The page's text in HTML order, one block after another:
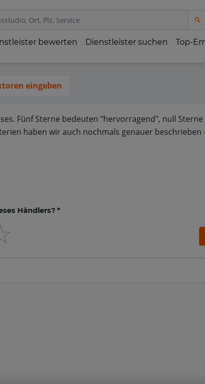
bewerten Dienstleister suchen Top-
eingeben
Fünf Sterne bedeuten "hervorragend", null Sterne
haben wir auch nochmals genauer beschrieben
Händlers? *